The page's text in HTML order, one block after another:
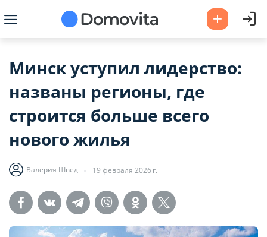
Минск уступил лидерство:
названы регионы, где
строится больше всего
нового жилья
Валерия Швед 19 февраля 2026 г.